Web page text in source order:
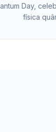
Day,
física